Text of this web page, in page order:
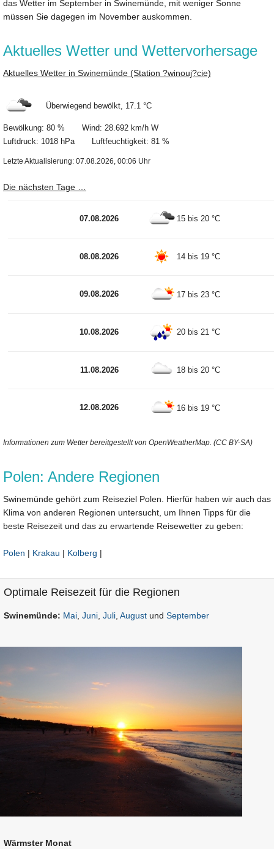
das Wetter im September in Swinemünde, mit weniger Sonne
müssen Sie dagegen im November auskommen.
Aktuelles Wetter und Wettervorhersage
Aktuelles Wetter in Swinemünde (Station ?winouj?cie)
Überwiegend bewölkt, 17.1 °C
Bewölkung: 80 % Wind: 28.692 km/h W
Luftdruck: 1018 hPa Luftfeuchtigkeit: 81 %
Letzte Aktualisierung: 07.08.2026, 00:06 Uhr
Die nächsten Tage …
07.08.2026 15 bis 20 °C
08.08.2026 14 bis 19 °C
09.08.2026 17 bis 23 °C
10.08.2026 20 bis 21 °C
11.08.2026 18 bis 20 °C
12.08.2026 16 bis 19 °C
Informationen zum Wetter bereitgestellt von OpenWeatherMap. (CC BY-SA)
Polen: Andere Regionen
Swinemünde gehört zum Reiseziel Polen. Hierfür haben wir auch das
Klima von anderen Regionen untersucht, um Ihnen Tipps für die
beste Reisezeit und das zu erwartende Reisewetter zu geben:
Polen | Krakau | Kolberg |
Optimale Reisezeit für die Regionen
Swinemünde: Mai Juni Juli August und September
Wärmster Monat